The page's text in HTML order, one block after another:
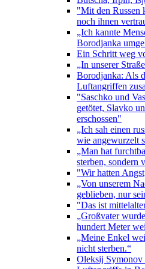
"Mit den Russen
noch ihnen
„Ich kannte
Borodjanka
Ein Schritt weg
„In unserer
Borodjanka: Als
Luftangriffen
"Saschko und
getötet, Slavko
erschossen"
„Ich sah einen
wie angewurzelt
„Man hat
sterben, sondern
"Wir hatten
„Von unserem
geblieben, nur
"Das ist
„Großvater
hundert Meter
„Meine Enkel
nicht sterben.“
Oleksij Symonov